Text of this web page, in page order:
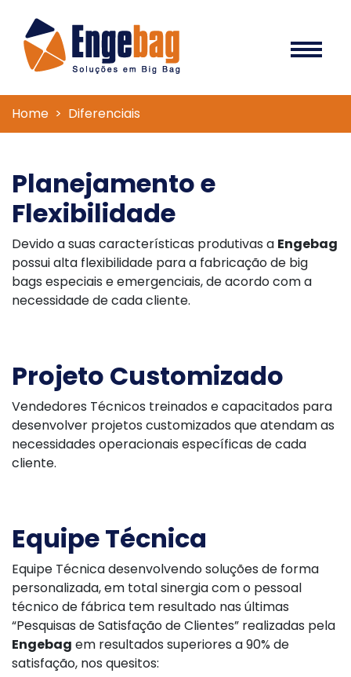
Home Diferenciais
Planejamento e
Flexibilidade
Devido a suas características produtivas a Engebag
possui alta flexibilidade para a fabricação de big
bags especiais e emergenciais, de acordo com a
necessidade de cada cliente.
Projeto Customizado
Vendedores Técnicos treinados e capacitados para
desenvolver projetos customizados que atendam as
necessidades operacionais específicas de cada
cliente.
Equipe Técnica
Equipe Técnica desenvolvendo soluções de forma
personalizada, em total sinergia com o pessoal
técnico de fábrica tem resultado nas últimas
“Pesquisas de Satisfação de Clientes” realizadas pela
Engebag em resultados superiores a 90% de
satisfação, nos quesitos: